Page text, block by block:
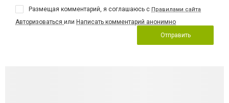
Размещая комментарий, я соглашаюсь с Правилами сайта
Авторизоваться или Написать комментарий анонимно
Отправить